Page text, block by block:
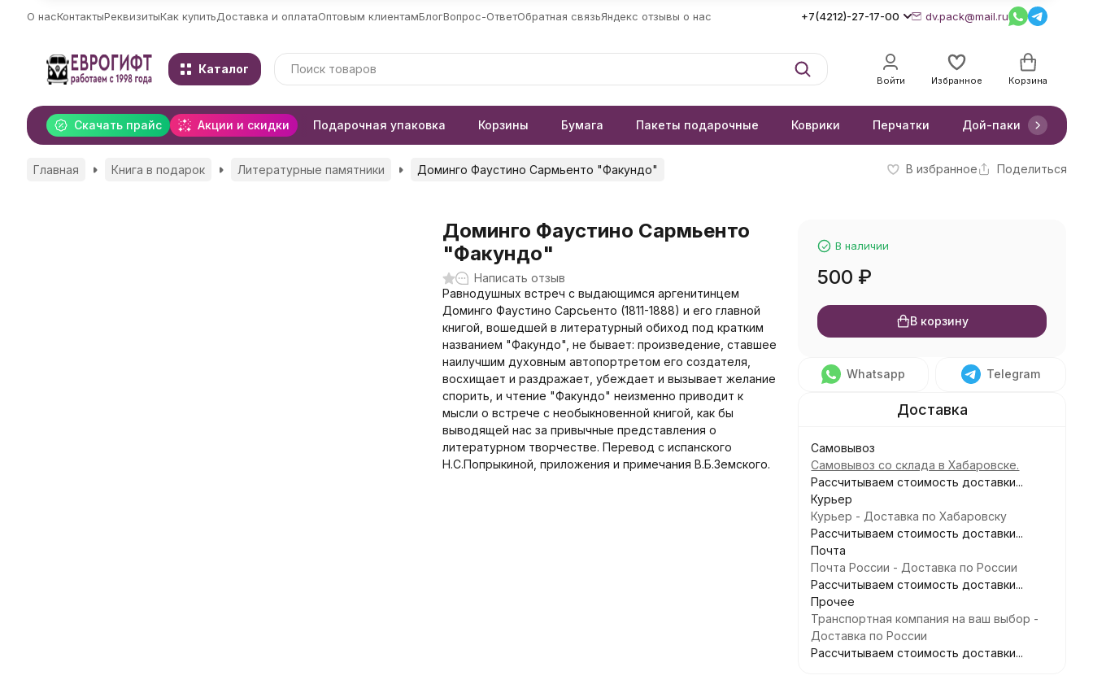
О насКонтактыРеквизитыКак купитьДоставка и оплатаОптовым клиентамБлогВопрос-ОтветОбратная связьЯндекс отзывы о нас +7(4212)-27-17-00 dv.pack@mail.ru
Каталог
Войти Избранное Корзина
Скачать прайс Акции и скидки Подарочная упаковка Корзины Бумага Пакеты подарочные Коврики Перчатки Дой-паки
Главная Книга в подарок Литературные памятники Доминго Фаустино Сармьенто "Факундо" В избранное Поделиться
Доминго Фаустино Сармьенто
"Факундо"
Написать отзыв
Равнодушных встреч с выдающимся аргенитинцем
Доминго Фаустино Сарсьенто (1811-1888) и его главной
книгой, вошедшей в литературный обиход под кратким
названием "Факундо", не бывает: произведение, ставшее
наилучшим духовным автопортретом его создателя,
восхищает и раздражает, убеждает и вызывает желание
спорить, и чтение "Факундо" неизменно приводит к
мысли о встрече с необыкновенной книгой, как бы
выводящей нас за привычные представления о
литературном творчестве. Перевод с испанского
Н.С.Попрыкиной, приложения и примечания В.Б.Земского.
В наличии
500 ₽
В корзину
Whatsapp Telegram
Самовывоз
Самовывоз со склада в Хабаровске.
Рассчитываем стоимость доставки...
Курьер
Курьер - Доставка по Хабаровску
Рассчитываем стоимость доставки...
Почта
Почта России - Доставка по России
Рассчитываем стоимость доставки...
Прочее
Транспортная компания на ваш выбор -
Доставка по России
Рассчитываем стоимость доставки...